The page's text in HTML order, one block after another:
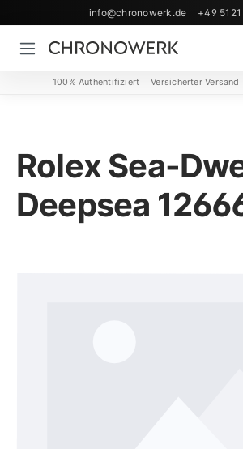
Zum Hauptinhalt springen
info@chronowerk.de +49
100% Authentifiziert Versicherter Versand
Rolex Sea-
Deepsea